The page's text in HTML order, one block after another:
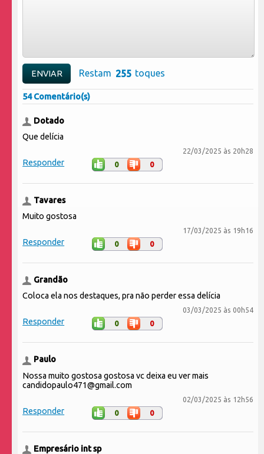
Restam toques
54 Comentário(s)
Dotado
Que delícia
22/03/2025 às 20h28
Responder 0 0
Tavares
Muito gostosa
17/03/2025 às 19h16
Responder 0 0
Grandão
Coloca ela nos destaques, pra não perder essa delícia
03/03/2025 às 00h54
Responder 0 0
Paulo
Nossa muito gostosa gostosa vc deixa eu ver mais
candidopaulo471@gmail.com
02/03/2025 às 12h56
Responder 0 0
Empresário int sp